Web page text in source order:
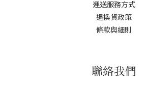
運送服務方式
退換貨政策
條款與細則
聯絡我們